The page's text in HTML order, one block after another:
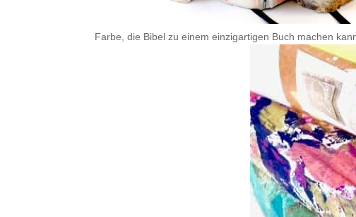
Farbe, die Bibel zu einem einzigartigen Buch machen